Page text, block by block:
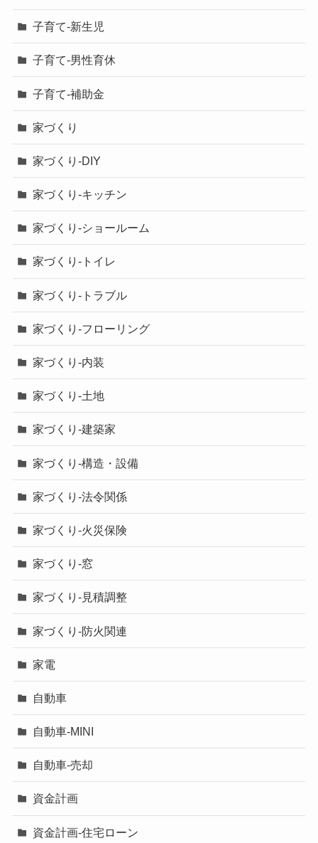
子育て-新生児
子育て-男性育休
子育て-補助金
家づくり
家づくり-DIY
家づくり-キッチン
家づくり-ショールーム
家づくり-トイレ
家づくり-トラブル
家づくり-フローリング
家づくり-内装
家づくり-土地
家づくり-建築家
家づくり-構造・設備
家づくり-法令関係
家づくり-火災保険
家づくり-窓
家づくり-見積調整
家づくり-防火関連
家電
自動車
自動車-MINI
自動車-売却
資金計画
資金計画-住宅ローン